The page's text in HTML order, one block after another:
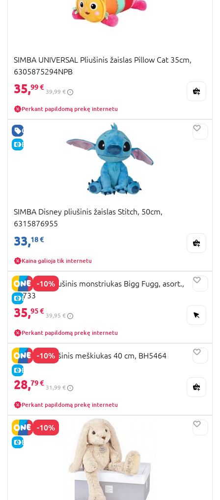
SIMBA UNIVERSAL Pliušinis žaislas Pillow Cat 35cm,
6305875294NPB
35,99 €
39,99 €
Perkant papildomą prekę internetu
GERA KAINA
E-KAINA
SIMBA Disney pliušinis žaislas Stitch, 50cm,
6315876955
33,18 €
Kaina galioja tik internetu
-10%
E-KAINA
FUGGLER pliušinis monstriukas Bigg Fugg, asort.,
15733
35,95 €
39,95 €
Perkant papildomą prekę internetu
-10%
E-KAINA
QUURIO pliušinis meškiukas 40 cm, BH5464
28,79 €
31,99 €
Perkant papildomą prekę internetu
-10%
E-KAINA